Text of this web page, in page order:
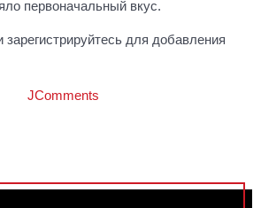
первоначальный вкус.
зарегистрируйтесь для добавления
JComments